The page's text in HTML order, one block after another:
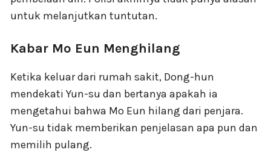
untuk melanjutkan tuntutan.
Kabar Mo Eun Menghilang
Ketika keluar dari rumah sakit, Dong-hun
mendekati Yun-su dan bertanya apakah ia
mengetahui bahwa Mo Eun hilang dari penjara.
Yun-su tidak memberikan penjelasan apa pun dan
memilih pulang.